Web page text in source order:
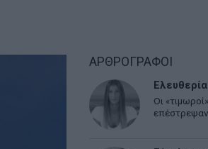
ΑΡΘΡΟΓΡΑΦΟΙ
Οι
επέστρεψαν